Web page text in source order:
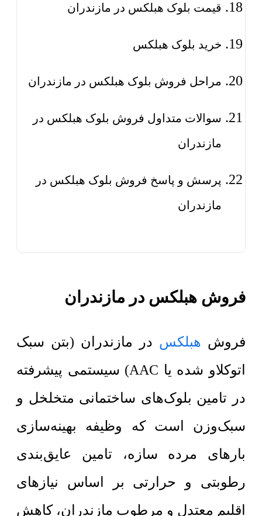
قیمت بلوک هبلکس در مازندران
خرید بلوک هبلکس
مراحل فروش بلوک هبلکس در مازندران
سوالات متداول فروش بلوک هبلکس در
مازندران
پرسش و پاسخ فروش بلوک هبلکس در
مازندران
فروش هبلکس در مازندران
فروش هبلکس در مازندران (بتن سبک
اتوکلاو شده یا AAC) سیستمی پیشرفته
در تامین بلوک‌های ساختمانی متخلخل و
سبک‌وزن است که وظیفه بهینه‌سازی
بارهای مرده سازه، تامین عایق‌بندی
رطوبتی و حرارتی بر اساس نیازهای
اقلیم معتدل و مرطوب مازندران، کاهش